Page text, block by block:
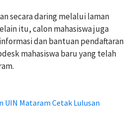
secara daring melalui laman
itu, calon mahasiswa juga
dan bantuan pendaftaran
mahasiswa baru yang telah
UIN Mataram Cetak Lulusan